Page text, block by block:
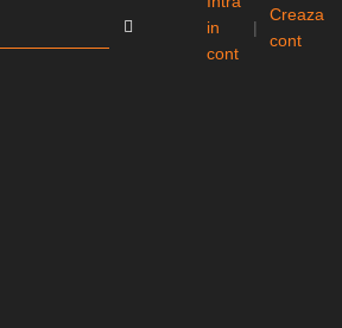
in
cont
|
Creaza
cont